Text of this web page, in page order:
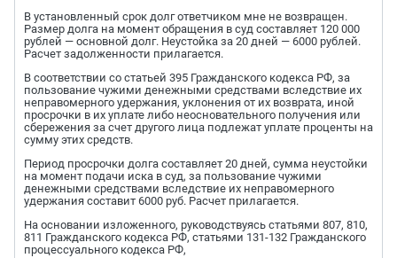
В установленный срок долг ответчиком мне не возвращен.
Размер долга на момент обращения в суд составляет 120 000
рублей — основной долг. Неустойка за 20 дней — 6000 рублей.
Расчет задолженности прилагается.
В соответствии со статьей 395 Гражданского кодекса РФ, за
пользование чужими денежными средствами вследствие их
неправомерного удержания, уклонения от их возврата, иной
просрочки в их уплате либо неосновательного получения или
сбережения за счет другого лица подлежат уплате проценты на
сумму этих средств.
Период просрочки долга составляет 20 дней, сумма неустойки
на момент подачи иска в суд, за пользование чужими
денежными средствами вследствие их неправомерного
удержания составит 6000 руб. Расчет прилагается.
На основании изложенного, руководствуясь статьями 807, 810,
811 Гражданского кодекса РФ, статьями 131-132 Гражданского
процессуального кодекса РФ,